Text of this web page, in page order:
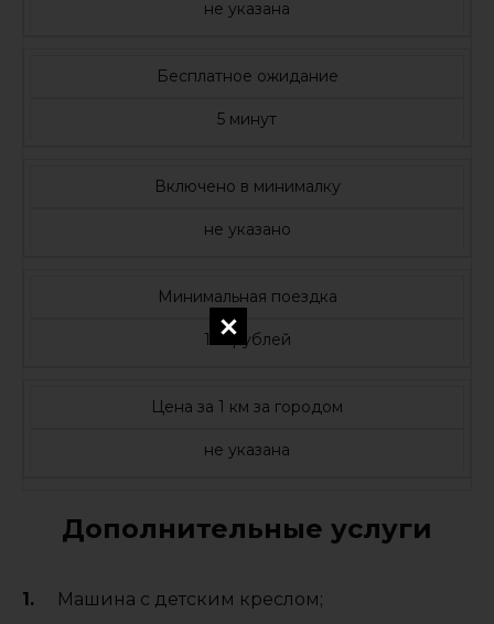
не указана
Бесплатное ожидание
5 минут
Включено в минималку
не указано
Минимальная поездка
110 рублей
Цена за 1 км за городом
не указана
Дополнительные услуги
Машина с детским креслом;